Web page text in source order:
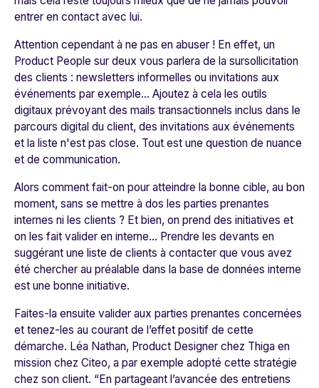
entrer en contact avec lui.
Attention cependant à ne pas en abuser ! En effet, un
Product People sur deux vous parlera de la sursollicitation
des clients : newsletters informelles ou invitations aux
événements par exemple… Ajoutez à cela les outils
digitaux prévoyant des mails transactionnels inclus dans le
parcours digital du client, des invitations aux événements
et la liste n'est pas close. Tout est une question de nuance
et de communication.
Alors comment fait-on pour atteindre la bonne cible, au bon
moment, sans se mettre à dos les parties prenantes
internes ni les clients ? Et bien, on prend des initiatives et
on les fait valider en interne… Prendre les devants en
suggérant une liste de clients à contacter que vous avez
été chercher au préalable dans la base de données interne
est une bonne initiative.
Faites-la ensuite valider aux parties prenantes concernées
et tenez-les au courant de l’effet positif de cette
démarche. Léa Nathan, Product Designer chez Thiga en
mission chez Citeo, a par exemple adopté cette stratégie
chez son client. “En partageant l’avancée des entretiens